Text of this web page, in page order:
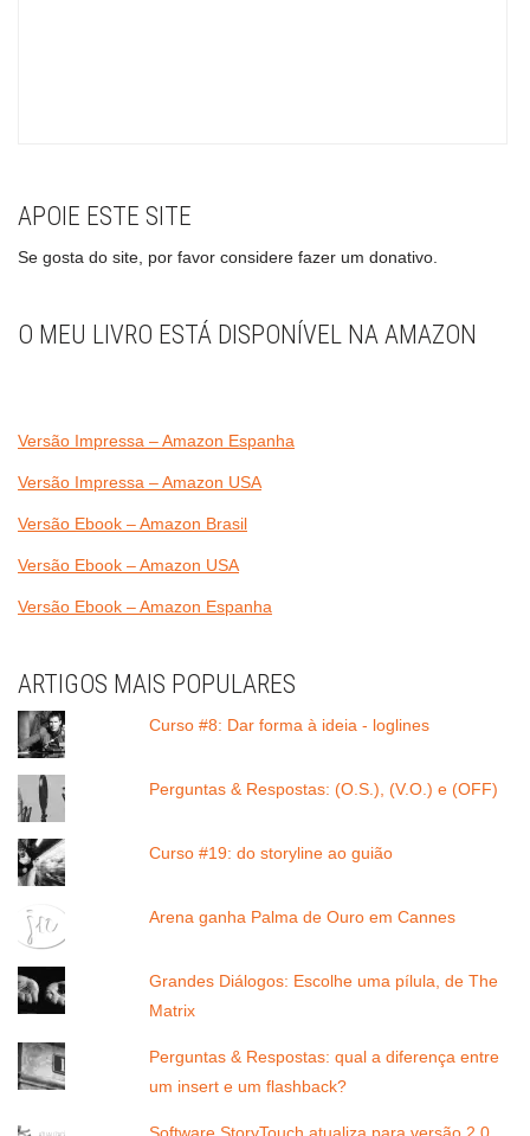
APOIE ESTE SITE
Se gosta do site, por favor considere fazer um donativo.
O MEU LIVRO ESTÁ DISPONÍVEL NA AMAZON
Versão Impressa – Amazon Espanha
Versão Impressa – Amazon USA
Versão Ebook – Amazon Brasil
Versão Ebook – Amazon USA
Versão Ebook – Amazon Espanha
ARTIGOS MAIS POPULARES
Curso #8: Dar forma à ideia - loglines
Perguntas & Respostas: (O.S.), (V.O.) e (OFF)
Curso #19: do storyline ao guião
Arena ganha Palma de Ouro em Cannes
Grandes Diálogos: Escolhe uma pílula, de The
Matrix
Perguntas & Respostas: qual a diferença entre
um insert e um flashback?